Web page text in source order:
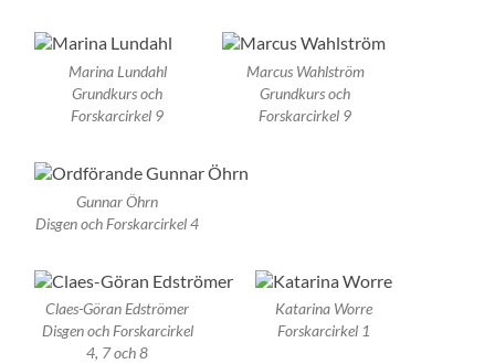
Marina Lundahl
Grundkurs och
Forskarcirkel 9
Marcus Wahlström
Grundkurs och
Forskarcirkel 9
Gunnar Öhrn
Disgen och Forskarcirkel 4
Claes-Göran Edströmer
Disgen och Forskarcirkel
4, 7 och 8
Katarina Worre
Forskarcirkel 1